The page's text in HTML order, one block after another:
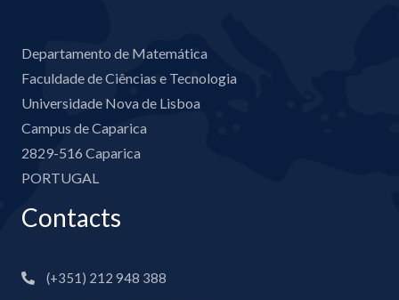
Departamento de Matemática
Faculdade de Ciências e Tecnologia
Universidade Nova de Lisboa
Campus de Caparica
2829-516 Caparica
PORTUGAL
Contacts
(+351) 212 948 388